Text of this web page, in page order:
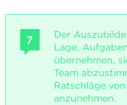
7
Der
Lage,
übernehmen,
Team
Ratschläge
anzunehmen.